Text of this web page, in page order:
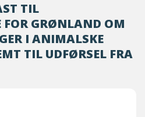
TIL
FOR GRØNLAND OM
I ANIMALSKE
TIL UDFØRSEL FRA